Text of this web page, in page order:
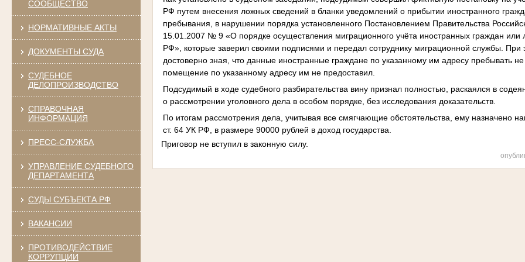
СООБЩЕСТВО
НОРМАТИВНЫЕ АКТЫ
ДОКУМЕНТЫ СУДА
СУДЕБНОЕ
ДЕЛОПРОИЗВОДСТВО
СПРАВОЧНАЯ
ИНФОРМАЦИЯ
ПРЕСС-СЛУЖБА
УПРАВЛЕНИЕ СУДЕБНОГО
ДЕПАРТАМЕНТА
СУДЫ СУБЪЕКТА РФ
ВАКАНСИИ
ПРОТИВОДЕЙСТВИЕ
КОРРУПЦИИ
РФ путем внесения ложных сведений в бланки уведомлений о прибытии иностранного
пребывания, в нарушении порядка установленного Постановлением Правительства
15.01.2007 № 9 «О порядке осуществления миграционного учёта иностранных граждан или
РФ», которые заверил своими подписями и передал сотруднику миграционной службы.
достоверно зная, что данные иностранные граждане по указанному им адресу пребывать не
помещение по указанному адресу им не предоставил.
Подсудимый в ходе судебного разбирательства вину признал полностью, раскаялся в
о рассмотрении уголовного дела в особом порядке, без исследования доказательств.
По итогам рассмотрения дела, учитывая все смягчающие обстоятельства, ему назначено
ст. 64 УК РФ, в размере 90000 рублей в доход государства.
Приговор не вступил в законную силу.